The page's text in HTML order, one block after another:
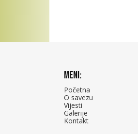
Meni:
Početna
O savezu
Vijesti
Galerije
Kontakt